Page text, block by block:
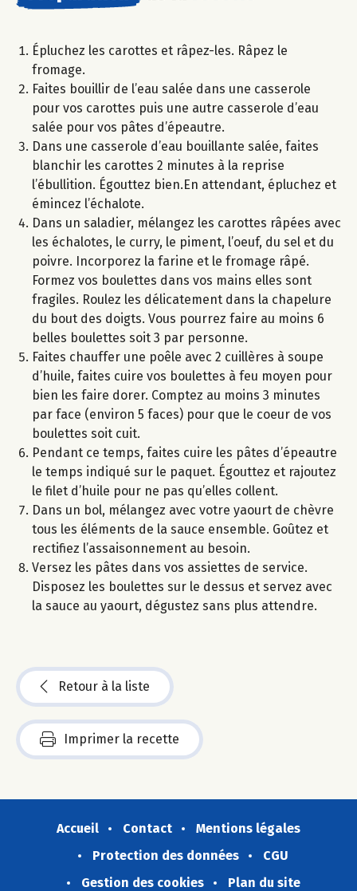
Épluchez les carottes et râpez-les. Râpez le
fromage.
Faites bouillir de l’eau salée dans une casserole
pour vos carottes puis une autre casserole d’eau
salée pour vos pâtes d’épeautre.
Dans une casserole d’eau bouillante salée, faites
blanchir les carottes 2 minutes à la reprise
l’ébullition. Égouttez bien.En attendant, épluchez et
émincez l’échalote.
Dans un saladier, mélangez les carottes râpées avec
les échalotes, le curry, le piment, l’oeuf, du sel et du
poivre. Incorporez la farine et le fromage râpé.
Formez vos boulettes dans vos mains elles sont
fragiles. Roulez les délicatement dans la chapelure
du bout des doigts. Vous pourrez faire au moins 6
belles boulettes soit 3 par personne.
Faites chauffer une poêle avec 2 cuillères à soupe
d’huile, faites cuire vos boulettes à feu moyen pour
bien les faire dorer. Comptez au moins 3 minutes
par face (environ 5 faces) pour que le coeur de vos
boulettes soit cuit.
Pendant ce temps, faites cuire les pâtes d’épeautre
le temps indiqué sur le paquet. Égouttez et rajoutez
le filet d’huile pour ne pas qu’elles collent.
Dans un bol, mélangez avec votre yaourt de chèvre
tous les éléments de la sauce ensemble. Goûtez et
rectifiez l’assaisonnement au besoin.
Versez les pâtes dans vos assiettes de service.
Disposez les boulettes sur le dessus et servez avec
la sauce au yaourt, dégustez sans plus attendre.
Retour à la liste
Imprimer la recette
Accueil Contact
Mentions légales
Protection des données
CGU
Gestion des cookies
Plan du site